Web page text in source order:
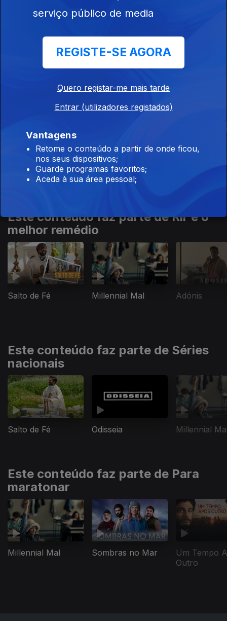
Este conteúdo faz parte de Humor
Porta Pró Milhão Voz de Cama The Daily
Este conteúdo faz parte de Rir é o
melhor remédio
Salto de Fé Millennial Mal Adónis
Este conteúdo faz parte de Séries
nacionais
Salto de Fé Odisseia Millennial
Este conteúdo faz parte de Para
maratonar
Millennial Mal Sombras no Mar
Um Tempo
Outro
serviço público de media
REGISTE-SE AGORA
Quero registar-me mais tarde
Entrar (utilizadores registados)
Vantagens
Retome o conteúdo a partir de onde ficou,
nos seus dispositivos;
Guarde programas favoritos;
Aceda à sua área pessoal;